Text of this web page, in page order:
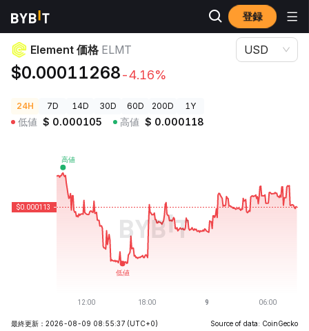
登録
暗号資産価格
Element 価格 ELMT
$0.00011268-4.16%
USD
24H 7D 14D 30D 60D 200D 1Y
低値 $ 0.000105 高値 $ 0.000118
最終更新：2026-08-09 08:55:37 (UTC+0) Source of data: CoinGecko